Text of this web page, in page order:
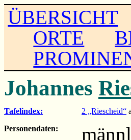
ÜBERSICHT
ORTE
Johannes
Tafelindex: 2 „Riescheid“
Personendaten: